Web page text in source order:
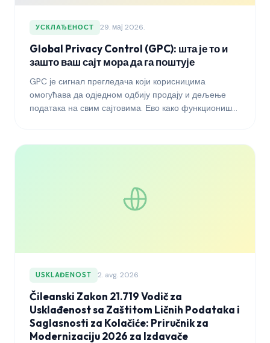
УСКЛАЂЕНОСТ 29. мај 2026.
Global Privacy Control (GPC): шта је то и
зашто ваш сајт мора да га поштује
GPC је сигнал прегледача који корисницима
омогућава да одједном одбију продају и дељење
података на свим сајтовима. Ево како функционише,
USKLAĐENOST 2. avg. 2026
Čileanski Zakon 21.719 Vodič za
Usklađenost sa Zaštitom Ličnih Podataka i
Saglasnosti za Kolačiće: Priručnik za
Modernizaciju 2026 za Izdavače